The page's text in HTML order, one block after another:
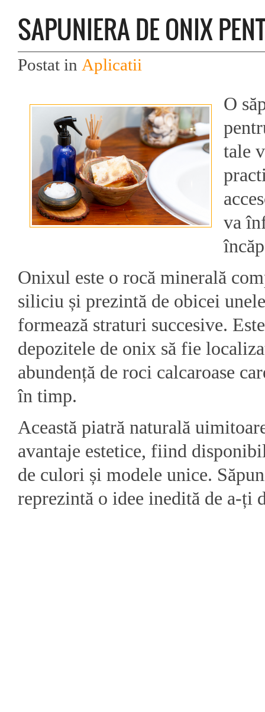
SAPUNIERA DE ONIX
Postat in Aplicatii
O
tale
va
Onixul este o rocă minerală
siliciu și prezintă de obicei
formează straturi succesive.
depozitele de onix să fie
abundență de roci calcaroase
în timp.
Această piatră naturală
avantaje estetice, fiind
de culori și modele unice.
reprezintă o idee inedită de a-ți